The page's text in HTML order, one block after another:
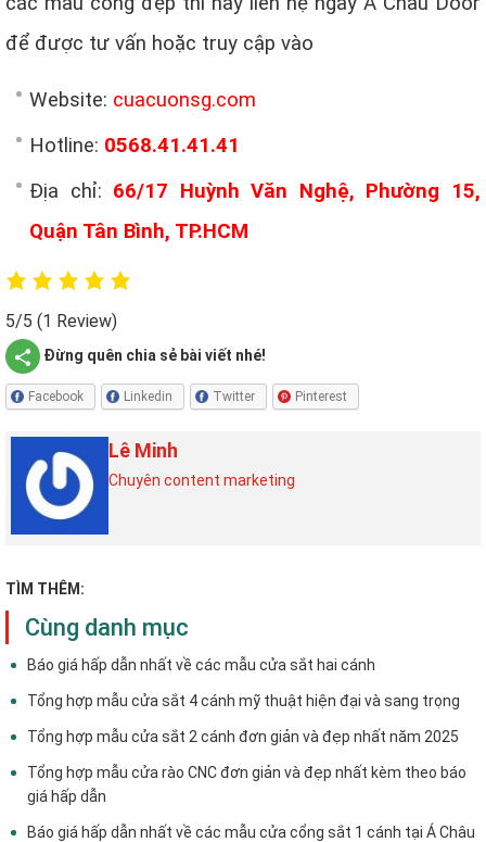
để được tư vấn hoặc truy cập vào
Website: cuacuonsg.com
Hotline: 0568.41.41.41
Địa chỉ: 66/17 Huỳnh Văn Nghệ, Phường 15,
Quận Tân Bình, TP.HCM
5/5 (1 Review)
Đừng quên chia sẻ bài viết nhé!
Facebook Linkedin Twitter Pinterest
Lê Minh
Chuyên content marketing
TÌM THÊM:
Cùng danh mục
Báo giá hấp dẫn nhất về các mẫu cửa sắt hai cánh
Tổng hợp mẫu cửa sắt 4 cánh mỹ thuật hiện đại và sang trọng
Tổng hợp mẫu cửa sắt 2 cánh đơn giản và đẹp nhất năm 2025
Tổng hợp mẫu cửa rào CNC đơn giản và đẹp nhất kèm theo báo
giá hấp dẫn
Báo giá hấp dẫn nhất về các mẫu cửa cổng sắt 1 cánh tại Á Châu